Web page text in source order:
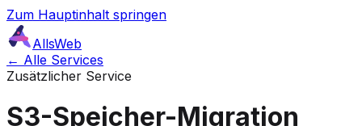
Zum Hauptinhalt springen
AllsWeb
← Alle Services
Zusätzlicher Service
S3-Speicher-Migration